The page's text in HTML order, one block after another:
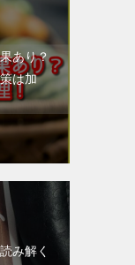
あり？
は加
み解く